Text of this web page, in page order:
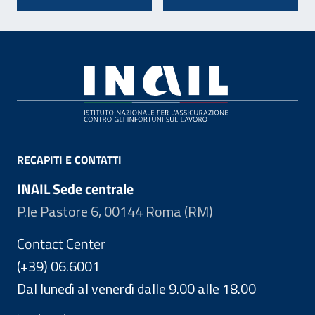
RECAPITI E CONTATTI
INAIL Sede centrale
P.le Pastore 6, 00144 Roma (RM)
Contact Center
(+39) 06.6001
Dal lunedì al venerdì dalle 9.00 alle 18.00